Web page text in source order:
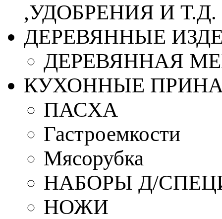
,УДОБРЕНИЯ И Т.Д.
ДЕРЕВЯННЫЕ
ДЕРЕВЯННАЯ
КУХОННЫЕ
ПАСХА
Гастроемкости
Мясорубка
НАБОРЫ Д/
НОЖИ